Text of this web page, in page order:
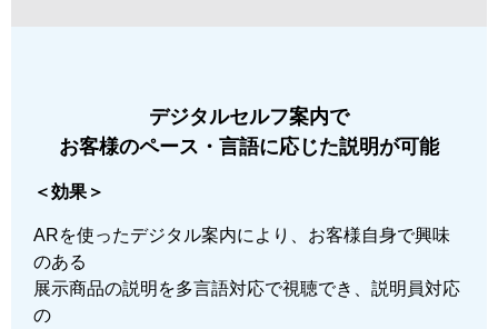
デジタルセルフ案内で
お客様のペース・言語に応じた説明が可能
＜効果＞
ARを使ったデジタル案内により、お客様自身で興味
のある
展示商品の説明を多言語対応で視聴でき、説明員対応
の